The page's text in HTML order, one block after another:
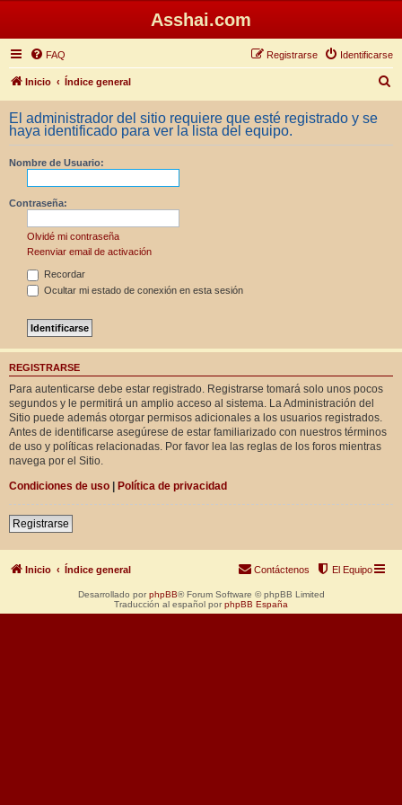
Asshai.com
FAQ Identificarse
Registrarse
Inicio Índice general
u
c
El administrador del sitio requiere que esté registrado y se
haya identificado para ver la lista del equipo.
Nombre de Usuario:
Contraseña:
Olvidé mi contraseña
Reenviar email de activación
Recordar
Ocultar mi estado de conexión en esta sesión
REGISTRARSE
Para autenticarse debe estar registrado. Registrarse tomará solo unos pocos
segundos y le permitirá un amplio acceso al sistema. La Administración del
Sitio puede además otorgar permisos adicionales a los usuarios registrados.
Antes de identificarse asegúrese de estar familiarizado con nuestros términos
de uso y políticas relacionadas. Por favor lea las reglas de los foros mientras
navega por el Sitio.
Condiciones de uso | Política de privacidad
Registrarse
Inicio Índice general El Equipo
Contáctenos
Desarrollado por phpBB® Forum Software © phpBB Limited
Traducción al español por phpBB España